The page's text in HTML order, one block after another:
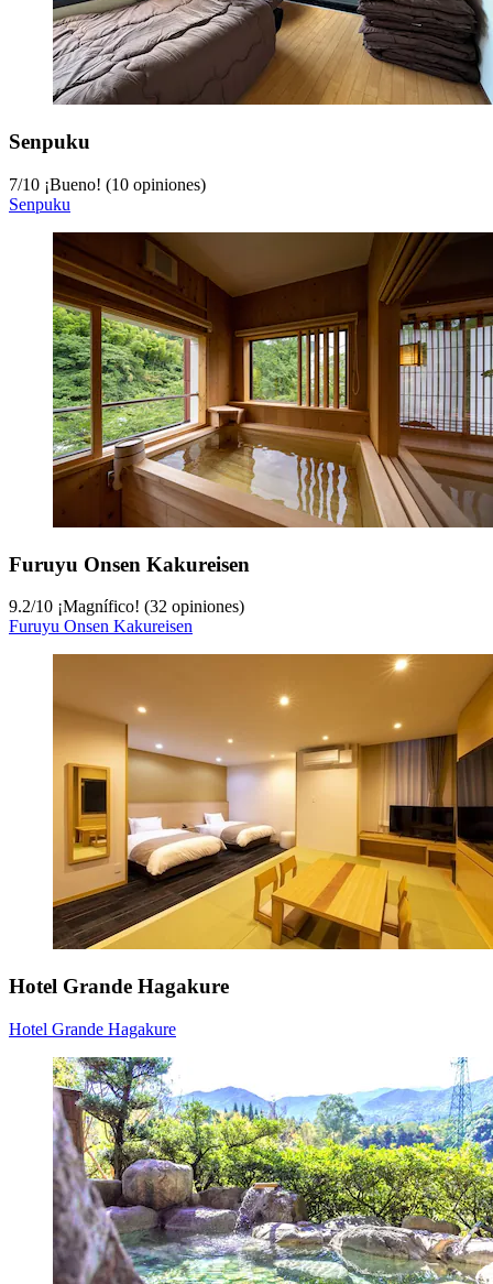
Senpuku
7/10 ¡Bueno! (10 opiniones)
Senpuku
Furuyu Onsen Kakureisen
9.2/10 ¡Magnífico! (32 opiniones)
Furuyu Onsen Kakureisen
Hotel Grande Hagakure
Hotel Grande Hagakure